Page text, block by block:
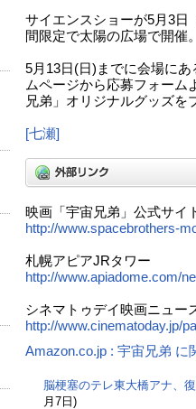
サイエンスショーが5月3日
間限定で太陽の広場で開催
5月13日(日)までに会場に
ムページから応募フォーム
兄弟」オリジナルグッズを
[七瀬]
映画「宇宙兄弟」公式サイ
http://www.spacebrothers-
札幌アピアJRタワー
http://www.apiadome.com/
シネマトゥデイ映画ニュー
http://www.cinematoday.jp/
Amazon.co.jp : 宇宙兄弟 に
脳梗塞のテレ東大橋アナ、
月7日)